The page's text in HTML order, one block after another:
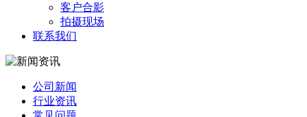
客户合影
拍摄现场
联系我们
公司新闻
行业资讯